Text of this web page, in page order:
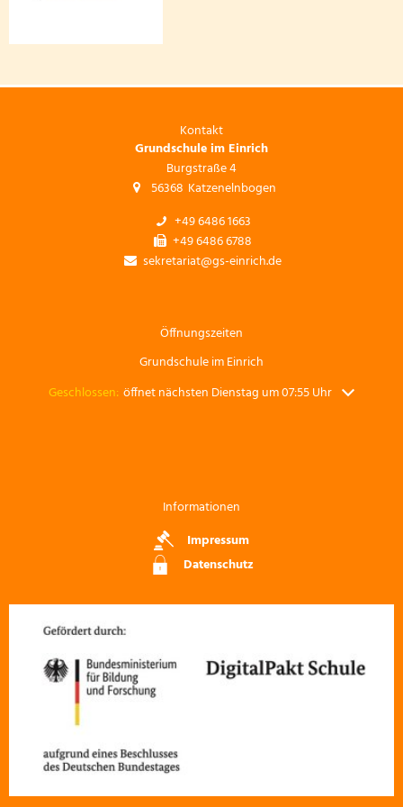
Kontakt
Grundschule im Einrich
Burgstraße 4
56368 Katzenelnbogen
+49 6486 1663
+49 6486 6788
sekretariat@gs-einrich.de
Öffnungszeiten
Grundschule im Einrich
Klicken, um weitere Öffnungs- oder Schließzeiten auszublenden
Geschlossen: öffnet nächsten Dienstag um 07:55 Uhr
Informationen
Impressum
Datenschutz